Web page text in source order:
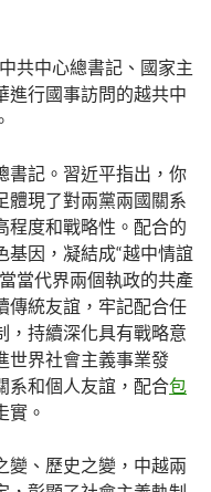
共中心總書記、國家主
進行國事訪問的越共中
書記。習近平指出，你
體現了對兩黨兩國關系
程度和戰略性。配合的
基因，凝結成“越中情誼
當代界兩個執政的共產
傳統友誼，牢記配合任
，持續深化具有戰略意
世界社會主義事業發
系和個人友誼，配合包
實。
變、歷史之變，中越兩